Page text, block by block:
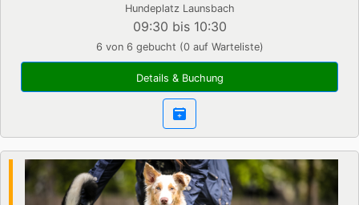
Hundeplatz Launsbach
09:30 bis 10:30
6 von 6 gebucht (0 auf Warteliste)
Details & Buchung